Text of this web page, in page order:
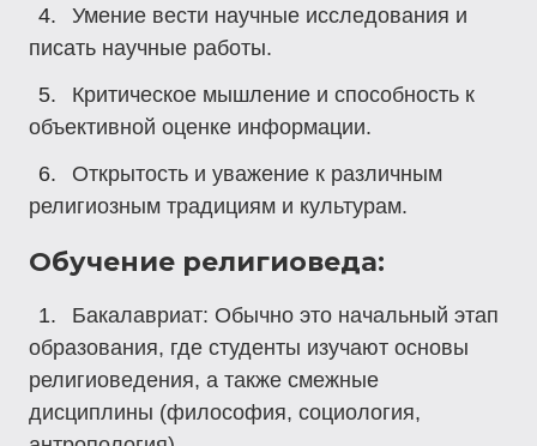
Умение вести научные исследования и
писать научные работы.
Критическое мышление и способность к
объективной оценке информации.
Открытость и уважение к различным
религиозным традициям и культурам.
Обучение религиоведа:
Бакалавриат: Обычно это начальный этап
образования, где студенты изучают основы
религиоведения, а также смежные
дисциплины (философия, социология,